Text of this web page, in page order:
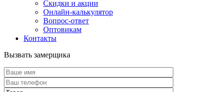
Скидки и акции
Онлайн-калькулятор
Вопрос-ответ
Оптовикам
Контакты
Вызвать замерщика